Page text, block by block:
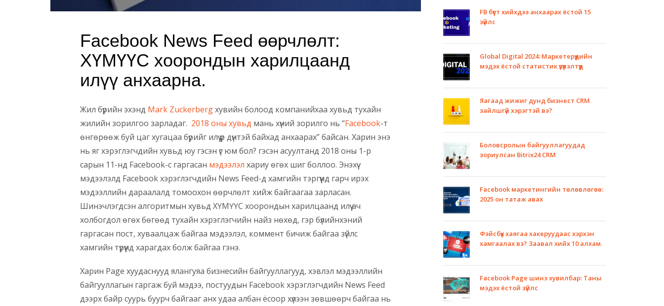
Facebook News Feed өөрчлөлт:
ХҮМҮҮС хоорондын харилцаанд
илүү анхаарна.
Жил бүрийн эхэнд Mark Zuckerbergхувийн болоод компанийхаа хувьд тухайн
жилийн зорилгоо зарладаг. 2018 оны хувьд мань хүний зорилго нь “Facebook-т
өнгөрөөж буй цаг хугацаа бүрийг илүү үр дүнтэй байхад анхаарах” байсан. Харин энэ
нь яг хэрэглэгчдийн хувьд юу гэсэн үг юм бол? гэсэн асуултанд 2018 оны 1-р
сарын 11-нд Facebook-с гаргасан мэдээлэл хариу өгөх шиг боллоо. Энэхүү
мэдээлэлд Facebook хэрэглэгчдийн News Feed-д хамгийн тэргүүнд гарч ирэх
мэдээллийн дараалалд томоохон өөрчлөлт хийж байгаагаа зарласан.
Шинэчлэгдсэн алгоритмын хувьд ХҮМҮҮС хоорондын харилцаанд илүү ач
холбогдол өгөх бөгөөд тухайн хэрэглэгчийн найз нөхөд, гэр бүлийнхэний
гаргасан пост, хуваалцаж байгаа мэдээлэл, коммент бичиж байгаа зүйлс
хамгийн түрүүнд харагдах болж байгаа гэнэ.
Харин Page хуудаснууд ялангуяа бизнесийн байгууллагууд, хэвлэл мэдээллийн
байгууллагын гаргаж буй мэдээ, постуудын Facebook хэрэглэгчдийн News Feed
дээрх байр суурь буурч байгааг анх удаа албан ёсоор хүлээн зөвшөөрч байгаа нь
FB бүүст хийхдээ анхаарах ёстой 15
зүйлс
Global Digital 2024: Маркетерүүдийн
мэдэх ёстой статистик үзүүлэлтүүд
Яагаад жижиг дунд бизнест CRM
зайлшгүй хэрэгтэй вэ?
Боловсролын байгууллагуудад
зориулсан Bitrix24 CRM
Facebook маркетингийн төлөвлөгөө:
2025 он татаж авах
Фэйсбүүк хаягаа хакеруудаас хэрхэн
хамгаалах вэ? Заавал хийх 10 алхам.
Facebook Page шинэ хувилбар: Таны
мэдэх ёстой зүйлс